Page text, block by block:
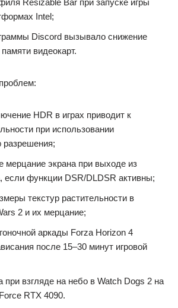
Resizable Bar при запуске игры
Intel;
Discord вызывало снижение
видеокарт.
HDR в играх приводит к
при использовании
разрешения;
мерцание экрана при выходе из
если функции DSR/DLDSR активны;
текстур растительности в
2 и их мерцание;
аркады Forza Horizon 4
после 15–30 минут игровой
при взгляде на небо в Watch Dogs 2 на
RTX 4090.